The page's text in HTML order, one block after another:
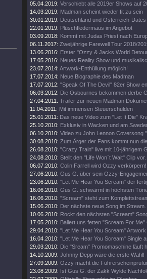
05.04.2019: Verschiebt alle 2019er Shows auf
14.03.2019: Madman scheint wieder fit zu sein
30.01.2019: Deutschland und Österreich-
22.01.2019: Plüschfledermaus im Angebot
03.09.2018: Kommt mit Judas Priest nach
06.11.2017: Zweijährige Farewell Tour 2018/
13.06.2016: Erster "Ozzy & Jacks World
17.05.2016: Neues Reality Show und
23.07.2014: Artwork-Enthüllung möglich!
17.07.2014: Neue Biographie des Madman
17.07.2012: "Speak Of The Devil" 82er Show
06.03.2012: Die Osbournes bekommen derbe
27.04.2011: Trailer zur neuen Madman
11.04.2011: Mit immensen Steuerschulden
25.01.2011: Das neue Video zum "Let It Die"
25.10.2010: Exklusiv in Wacken und am
06.10.2010: Video zu John Lennon Coversong
30.08.2010: Zum Ärger der Fans kommt nun
26.08.2010: "Crazy Train" live mit 10-jährigem
24.08.2010: Stellt den "Life Won`t Wait" Clip vor.
06.07.2010: Colin Farrell wird Ozzy verkörpern!
27.06.2010: Gus G. über sein Ozzy-
23.06.2010: "Let Me Hear You Scream" der
16.06.2010: Gus G. schwärmt in höchsten
16.06.2010: "Scream" steht zum
15.06.2010: Der nächste neue Song im Stream.
10.06.2010: Rockt den nächsten "Scream"
17.05.2010: Ballert uns fetten "Scream For Me"
29.04.2010: "Let Me Hear You Scream" Artwork
16.04.2010: "Let Me Hear You Scream" Single
29.03.2010: Die "Sream" Promomaschine läuft
14.10.2009: Johnny Depp wäre die erste Wahl!
27.09.2009: Ozzy macht die
23.08.2009: Ist Gus G. der Zakk Wylde